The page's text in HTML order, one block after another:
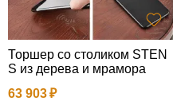
Торшер со столиком STEN
S из дерева и мрамора
63 903